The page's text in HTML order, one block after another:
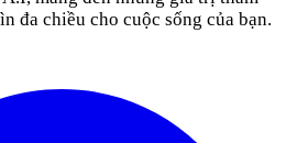
đa chiều cho cuộc sống của bạn.